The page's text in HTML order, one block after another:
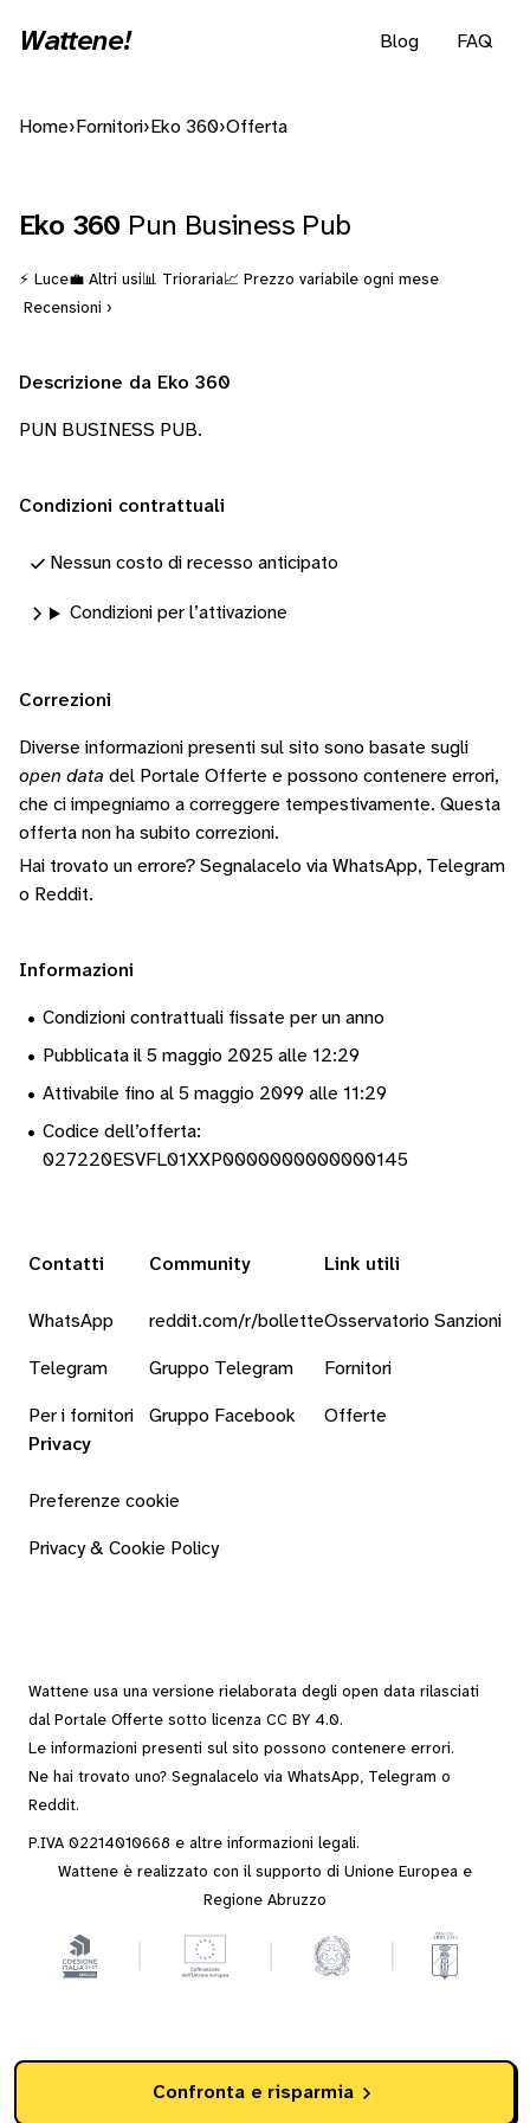
Wattene! Blog FAQ
Home› Fornitori› Eko 360›Offerta
Eko 360 Pun Business Pub
⚡ Luce💼 Altri usi📊 Trioraria📈 Prezzo variabile ogni mese
Recensioni ›
Descrizione da Eko 360
PUN BUSINESS PUB.
Condizioni contrattuali
Nessun costo di recesso anticipato
Condizioni per l’attivazione
Correzioni
Diverse informazioni presenti sul sito sono basate sugli
open data del Portale Offerte e possono contenere errori,
che ci impegniamo a correggere tempestivamente. Questa
offerta non ha subito correzioni.
Hai trovato un errore? Segnalacelo via WhatsApp, Telegram
o Reddit.
Informazioni
• Condizioni contrattuali fissate per un anno
• Pubblicata il 5 maggio 2025 alle 12:29
• Attivabile fino al 5 maggio 2099 alle 11:29
• Codice dell’offerta:
027220ESVFL01XXP0000000000000145
Confronta e risparmia
Contatti
WhatsApp
Telegram
Per i fornitori
Community
reddit.com/r/bollette
Gruppo Telegram
Gruppo Facebook
Link utili
Osservatorio Sanzioni
Fornitori
Offerte
Privacy
Preferenze cookie
Privacy & Cookie Policy
Wattene usa una versione rielaborata degli open data rilasciati
dal Portale Offerte sotto licenza CC BY 4.0.
Le informazioni presenti sul sito possono contenere errori.
Ne hai trovato uno? Segnalacelo via WhatsApp, Telegram o
Reddit.
P.IVA 02214010668 e altre informazioni legali.
Wattene è realizzato con il supporto di Unione Europea e
Regione Abruzzo